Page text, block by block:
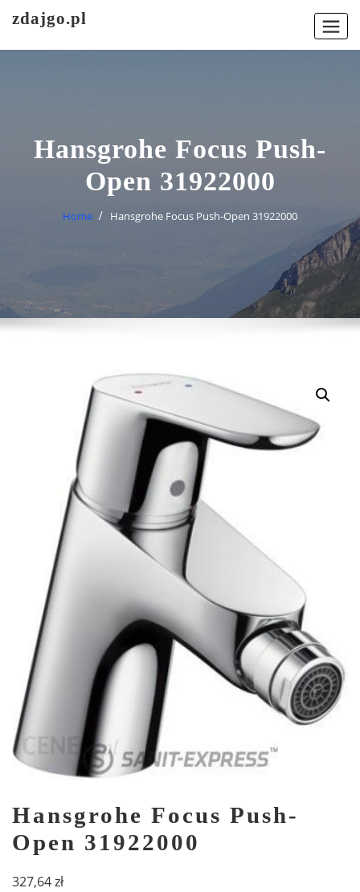
zdajgo.pl
Hansgrohe Focus Push-
Open 31922000
Home Hansgrohe Focus Push-Open 31922000
Hansgrohe Focus Push-
Open 31922000
327,64zł